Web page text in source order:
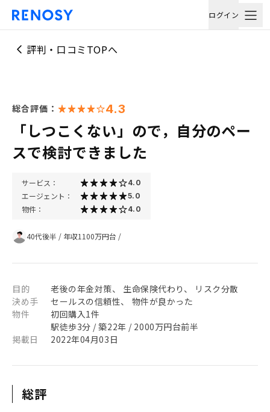
ログイン
評判・口コミTOPへ
総合評価： 4.3
「しつこくない」ので，自分のペー
スで検討できました
サービス： 4.0
エージェント： 5.0
物件： 4.0
40代後半 / 年収1100万円台 /
目的
老後の年金対策、 生命保険代わり、 リスク分散
決め手
セールスの信頼性、 物件が良かった
物件
初回購入1件
駅徒歩3分 / 築22年 / 2000万円台前半
掲載日
2022年04月03日
総評